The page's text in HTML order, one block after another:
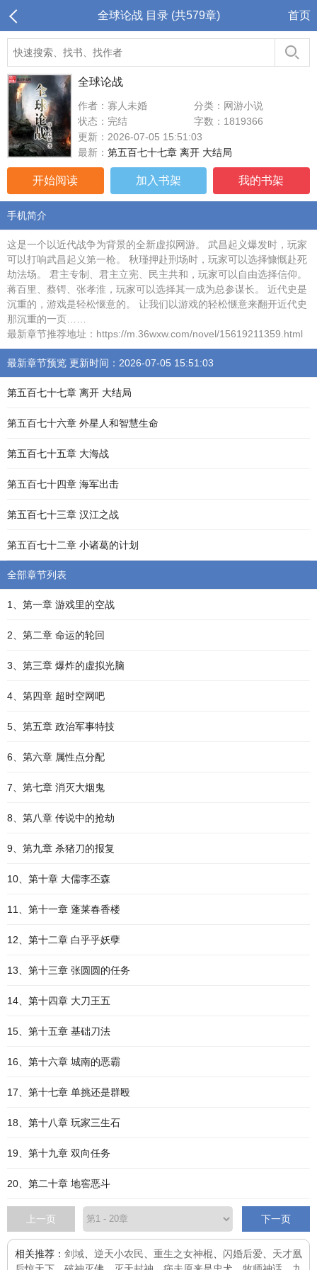
全球论战 目录 (共579章) 首页
全球论战
作者：寡人未婚
分类：网游小说
状态：完结
字数：1819366
更新：2026-07-05 15:51:03
最新： 第五百七十七章 离开 大结局
开始阅读 加入书架 我的书架
手机简介
这是一个以近代战争为背景的全新虚拟网游。 武昌起义爆发时，玩家
可以打响武昌起义第一枪。 秋瑾押赴刑场时，玩家可以选择慷慨赴死
劫法场。 君主专制、君主立宪、民主共和，玩家可以自由选择信仰。
蒋百里、蔡锷、张孝淮，玩家可以选择其一成为总参谋长。 近代史是
沉重的，游戏是轻松惬意的。 让我们以游戏的轻松惬意来翻开近代史
那沉重的一页……
最新章节推荐地址：https://m.36wxw.com/novel/15619211359.html
最新章节预览 更新时间：2026-07-05 15:51:03
第五百七十七章 离开 大结局
第五百七十六章 外星人和智慧生命
第五百七十五章 大海战
第五百七十四章 海军出击
第五百七十三章 汉江之战
第五百七十二章 小诸葛的计划
全部章节列表
1、第一章 游戏里的空战
2、第二章 命运的轮回
3、第三章 爆炸的虚拟光脑
4、第四章 超时空网吧
5、第五章 政治军事特技
6、第六章 属性点分配
7、第七章 消灭大烟鬼
8、第八章 传说中的抢劫
9、第九章 杀猪刀的报复
10、第十章 大儒李丕森
11、第十一章 蓬莱春香楼
12、第十二章 白乎乎妖孽
13、第十三章 张圆圆的任务
14、第十四章 大刀王五
15、第十五章 基础刀法
16、第十六章 城南的恶霸
17、第十七章 单挑还是群殴
18、第十八章 玩家三生石
19、第十九章 双向任务
20、第二十章 地窖恶斗
上一页 下一页
相关推荐： 剑域 逆天小农民 重生之女神棍 闪婚后爱
天才凰